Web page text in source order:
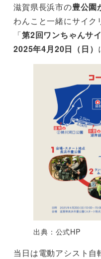
滋賀県長浜市の豊公園
わんこと一緒にサイク
「第2回ワンちゃんサ
2025年4月20日（日）
出典：公式HP
当日は電動アシスト自